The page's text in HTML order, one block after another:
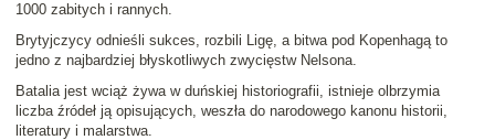
1000 zabitych i rannych.
Brytyjczycy odnieśli sukces, rozbili Ligę, a bitwa pod Kopenhagą to
jedno z najbardziej błyskotliwych zwycięstw Nelsona.
Batalia jest wciąż żywa w duńskiej historiografii, istnieje olbrzymia
liczba źródeł ją opisujących, weszła do narodowego kanonu historii,
literatury i malarstwa.